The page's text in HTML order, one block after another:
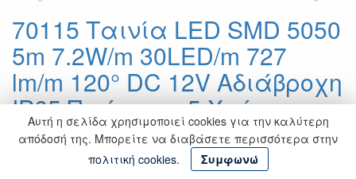
70115 Ταινία LED SMD 5050
5m 7.2W/m 30LED/m 727
lm/m 120° DC 12V Αδιάβροχη
IP65 Πράσινο - 5 Χρόνια
Εγγύηση
Διαθέσιμο για αποστολή
Αυτή η σελίδα χρησιμοποιεί cookies για την καλύτερη
απόδοσή της. Μπορείτε να διαβάσετε περισσότερα στην
πολιτική cookies.
Συμφωνώ